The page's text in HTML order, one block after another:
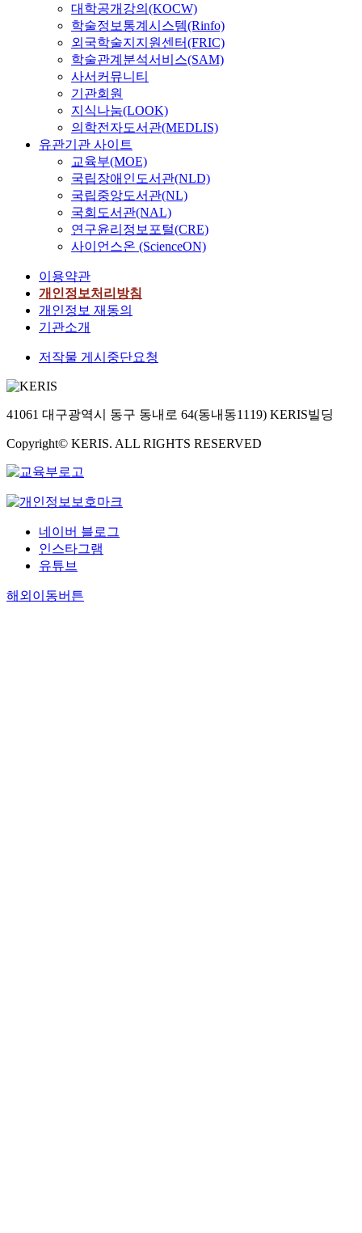
대학공개강의(KOCW)
학술정보통계시스템(Rinfo)
외국학술지지원센터(FRIC)
학술관계분석서비스(SAM)
사서커뮤니티
기관회원
지식나눔(LOOK)
의학전자도서관(MEDLIS)
유관기관 사이트
교육부(MOE)
국립장애인도서관(NLD)
국립중앙도서관(NL)
국회도서관(NAL)
연구윤리정보포털(CRE)
사이언스온 (ScienceON)
이용약관
개인정보처리방침
개인정보 재동의
기관소개
저작물 게시중단요청
41061 대구광역시 동구 동내로 64(동내동1119) KERIS빌딩
Copyright© KERIS. ALL RIGHTS RESERVED
네이버 블로그
인스타그램
유튜브
해외이동버튼